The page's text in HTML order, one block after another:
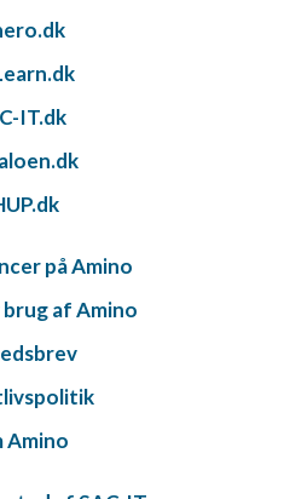
IT.dk
på Amino
af Amino
Amino